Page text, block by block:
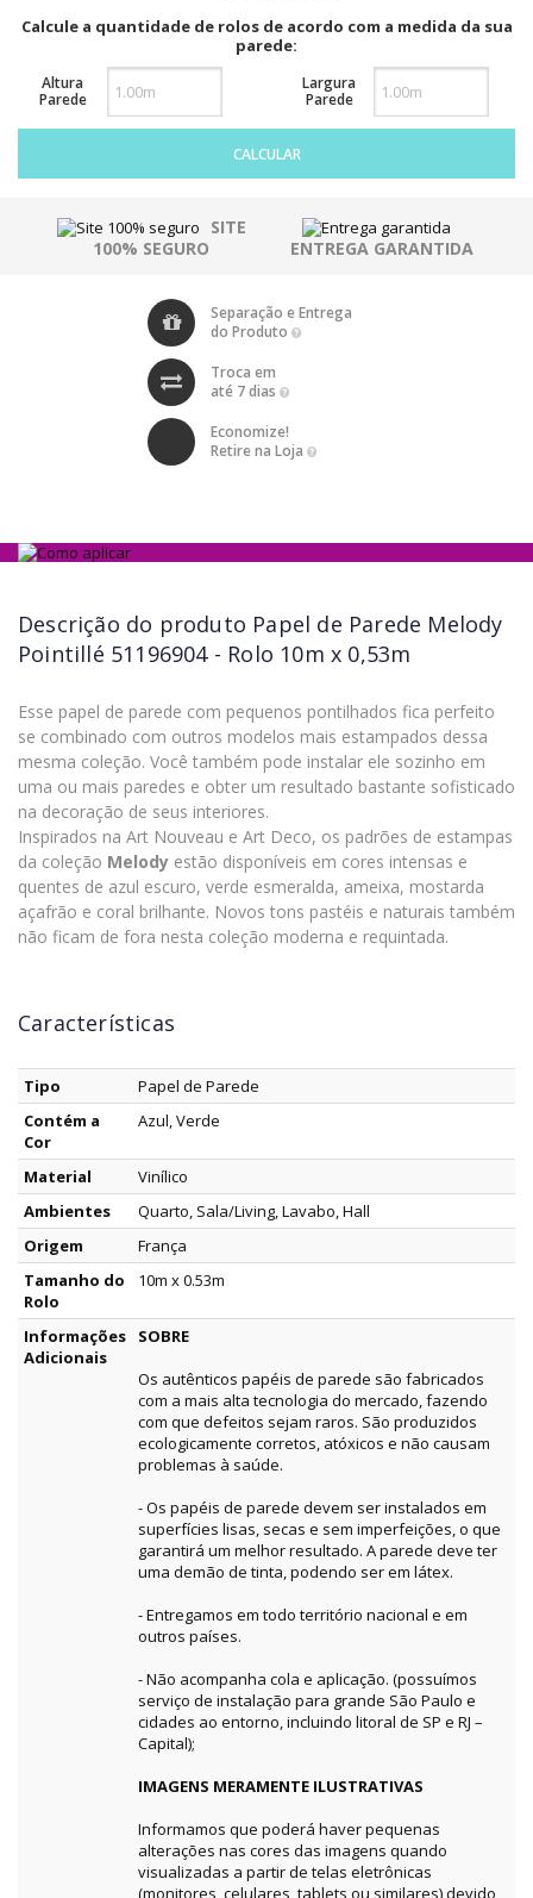
Calcule a quantidade de rolos de acordo com a medida da sua
parede:
Altura
Parede
Largura
Parede
CALCULAR
SITE
100% SEGURO
ENTREGA GARANTIDA
Separação e Entrega
do Produto
Troca em
até 7 dias
Economize!
Retire na Loja
Descrição do produto Papel de Parede Melody
Pointillé 51196904 - Rolo 10m x 0,53m
Esse papel de parede com pequenos pontilhados fica perfeito
se combinado com outros modelos mais estampados dessa
mesma coleção. Você também pode instalar ele sozinho em
uma ou mais paredes e obter um resultado bastante sofisticado
na decoração de seus interiores.
Inspirados na Art Nouveau e Art Deco, os padrões de estampas
da coleção Melody estão disponíveis em cores intensas e
quentes de azul escuro, verde esmeralda, ameixa, mostarda
açafrão e coral brilhante. Novos tons pastéis e naturais também
não ficam de fora nesta coleção moderna e requintada.
Características
Tipo
Papel de Parede
Contém a
Cor
Azul, Verde
Material
Vinílico
Ambientes
Quarto, Sala/Living, Lavabo, Hall
Origem
França
Tamanho do
Rolo
10m x 0.53m
Informações
Adicionais
SOBRE
Os autênticos papéis de parede são fabricados
com a mais alta tecnologia do mercado, fazendo
com que defeitos sejam raros. São produzidos
ecologicamente corretos, atóxicos e não causam
problemas à saúde.
- Os papéis de parede devem ser instalados em
superfícies lisas, secas e sem imperfeições, o que
garantirá um melhor resultado. A parede deve ter
uma demão de tinta, podendo ser em látex.
- Entregamos em todo território nacional e em
outros países.
- Não acompanha cola e aplicação. (possuímos
serviço de instalação para grande São Paulo e
cidades ao entorno, incluindo litoral de SP e RJ –
Capital);
IMAGENS MERAMENTE ILUSTRATIVAS
Informamos que poderá haver pequenas
alterações nas cores das imagens quando
visualizadas a partir de telas eletrônicas
(monitores, celulares, tablets ou similares) devido